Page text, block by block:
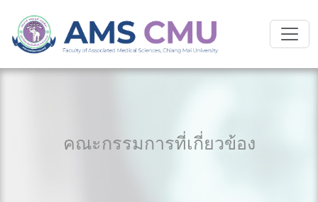
คณะกรรมการที่เกี่ยวข้อง